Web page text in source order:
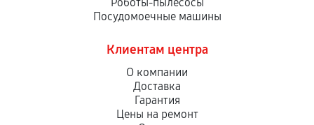
Посудомоечные машины
Клиентам центра
О компании
Доставка
Гарантия
Цены на ремонт